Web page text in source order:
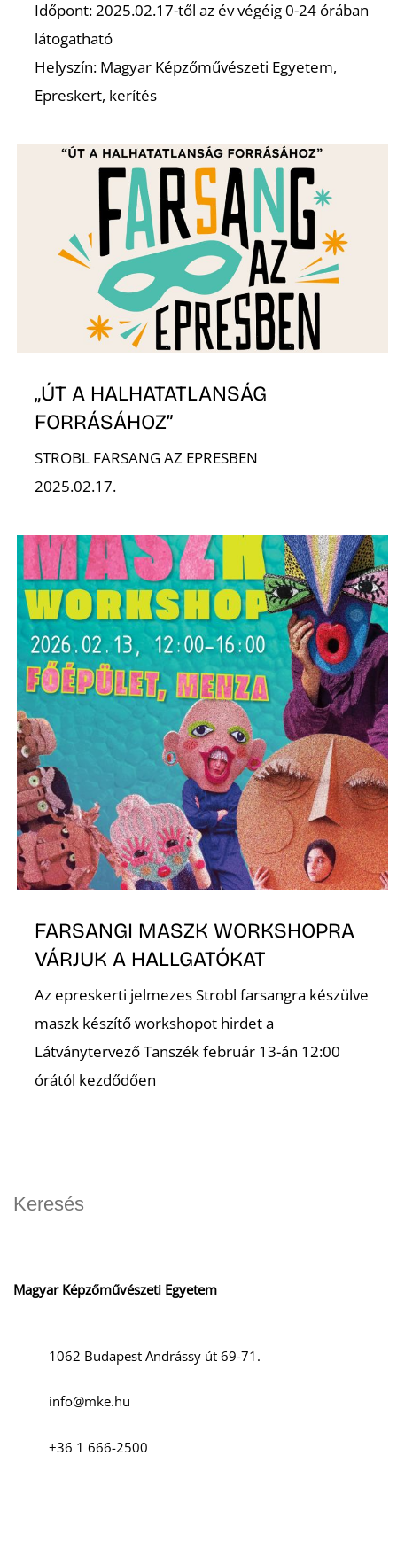
Időpont: 2025.02.17-től az év végéig 0-24 órában
látogatható
Helyszín: Magyar Képzőművészeti Egyetem,
Epreskert, kerítés
„ÚT A HALHATATLANSÁG
FORRÁSÁHOZ”
STROBL FARSANG AZ EPRESBEN
2025.02.17.
FARSANGI MASZK WORKSHOPRA
VÁRJUK A HALLGATÓKAT
Az epreskerti jelmezes Strobl farsangra készülve
maszk készítő workshopot hirdet a
Látványtervező Tanszék február 13-án 12:00
órától kezdődően
Magyar Képzőművészeti Egyetem
1062 Budapest Andrássy út 69-71.
info@mke.hu
+36 1 666-2500